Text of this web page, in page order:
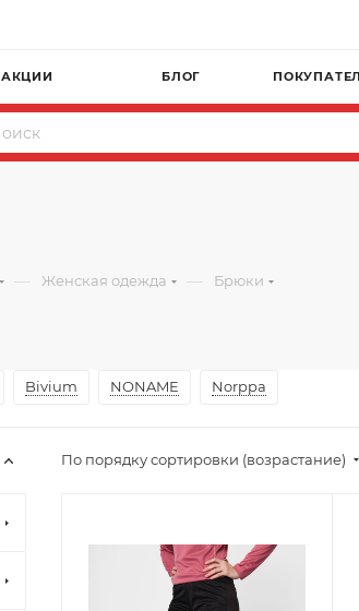
АКЦИИ БЛОГ
— Женская одежда — Брюки
Bivium NONAME Norppa
По порядку сортировки (возрастание)